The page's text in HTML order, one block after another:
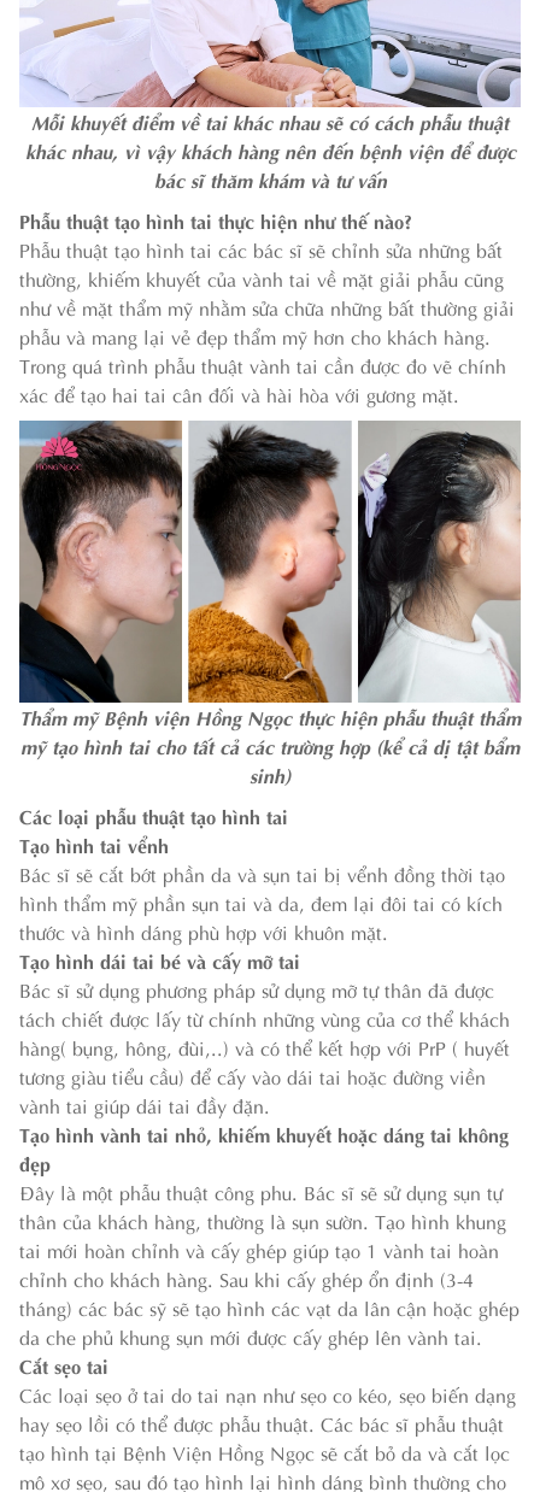
Mỗi khuyết điểm về tai khác nhau sẽ có cách phẫu thuật
khác nhau, vì vậy khách hàng nên đến bệnh viện để được
bác sĩ thăm khám và tư vấn
Phẫu thuật tạo hình tai thực hiện như thế nào?
Phẫu thuật tạo hình tai các bác sĩ sẽ chỉnh sửa những bất
thường, khiếm khuyết của vành tai về mặt giải phẫu cũng
như về mặt thẩm mỹ nhằm sửa chữa những bất thường giải
phẫu và mang lại vẻ đẹp thẩm mỹ hơn cho khách hàng.
Trong quá trình phẫu thuật vành tai cần được đo vẽ chính
xác để tạo hai tai cân đối và hài hòa với gương mặt.
Thẩm mỹ Bệnh viện Hồng Ngọc thực hiện phẫu thuật thẩm
mỹ tạo hình tai cho tất cả các trường hợp (kể cả dị tật bẩm
sinh)
Các loại phẫu thuật tạo hình tai
Tạo hình tai vểnh
Bác sĩ sẽ cắt bớt phần da và sụn tai bị vểnh đồng thời tạo
hình thẩm mỹ phần sụn tai và da, đem lại đôi tai có kích
thước và hình dáng phù hợp với khuôn mặt.
Tạo hình dái tai bé và cấy mỡ tai
Bác sĩ sử dụng phương pháp sử dụng mỡ tự thân đã được
tách chiết được lấy từ chính những vùng của cơ thể khách
hàng( bụng, hông, đùi,..) và có thể kết hợp với PrP ( huyết
tương giàu tiểu cầu) để cấy vào dái tai hoặc đường viền
vành tai giúp dái tai đầy đặn.
Tạo hình vành tai nhỏ, khiếm khuyết hoặc dáng tai không
đẹp
Đây là một phẫu thuật công phu. Bác sĩ sẽ sử dụng sụn tự
thân của khách hàng, thường là sụn sườn. Tạo hình khung
tai mới hoàn chỉnh và cấy ghép giúp tạo 1 vành tai hoàn
chỉnh cho khách hàng. Sau khi cấy ghép ổn định (3-4
tháng) các bác sỹ sẽ tạo hình các vạt da lân cận hoặc ghép
da che phủ khung sụn mới được cấy ghép lên vành tai.
Cắt sẹo tai
Các loại sẹo ở tai do tai nạn như sẹo co kéo, sẹo biến dạng
hay sẹo lồi có thể được phẫu thuật. Các bác sĩ phẫu thuật
tạo hình tại Bệnh Viện Hồng Ngọc sẽ cắt bỏ da và cắt lọc
mô xơ sẹo, sau đó tạo hình lại hình dáng bình thường cho